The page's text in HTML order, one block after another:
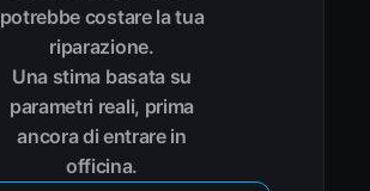
potrebbe costare la tua
riparazione.
Una stima basata su
parametri reali, prima
ancora di entrare in
officina.